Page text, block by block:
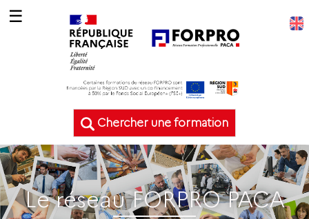
☰
Chercher une formation
Le réseau FORPRO PACA